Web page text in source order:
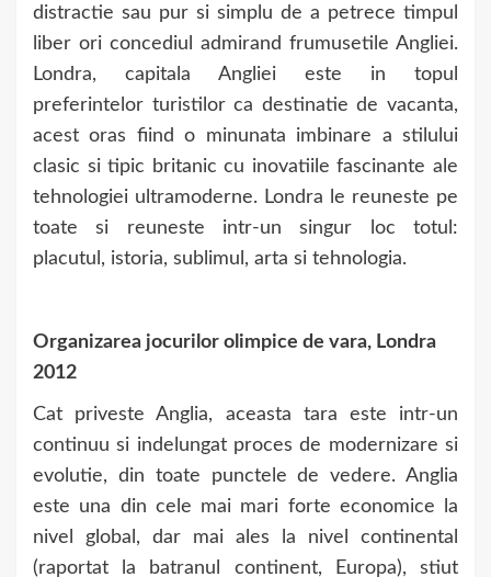
distractie sau pur si simplu de a petrece timpul
liber ori concediul admirand frumusetile Angliei.
Londra, capitala Angliei este in topul
preferintelor turistilor ca destinatie de vacanta,
acest oras fiind o minunata imbinare a stilului
clasic si tipic britanic cu inovatiile fascinante ale
tehnologiei ultramoderne. Londra le reuneste pe
toate si reuneste intr-un singur loc totul:
placutul, istoria, sublimul, arta si tehnologia.
Organizarea jocurilor olimpice de vara, Londra
2012
Cat priveste Anglia, aceasta tara este intr-un
continuu si indelungat proces de modernizare si
evolutie, din toate punctele de vedere. Anglia
este una din cele mai mari forte economice la
nivel global, dar mai ales la nivel continental
(raportat la batranul continent, Europa), stiut